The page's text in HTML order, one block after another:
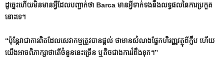
ដូច្នេះ​ហើយ​មិន​មាន​អ្វី​ដែល​បញ្ជាក់​ថា Barca មាន​អ្វី​ទាក់​ទង​នឹង​លទ្ធផល​នៃ​ការ​ប្រកួត​
នោះ​ទេ។
“ប៉ុន្តែវាជាការពិតដែលសេវាកម្មត្រូវបានផ្តល់ ថាមានសំណងផ្នែកហិរញ្ញវត្ថុពីក្លឹប ហើយ
យើងអាចពិភាក្សាថាតើចំនួននេះច្រើន ឬតិចជាងការរំពឹងទុក។”